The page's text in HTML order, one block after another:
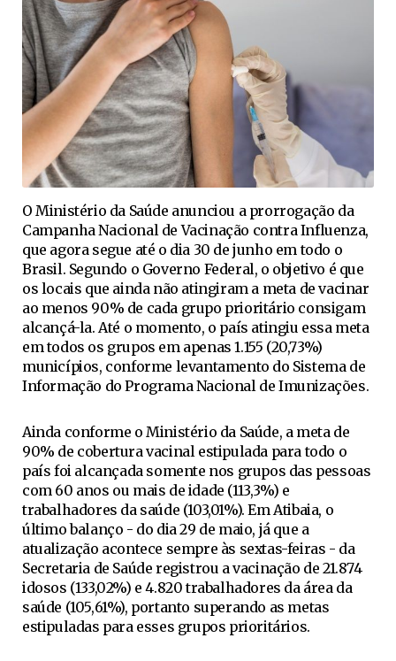
O Ministério da Saúde anunciou a prorrogação da
Campanha Nacional de Vacinação contra Influenza,
que agora segue até o dia 30 de junho em todo o
Brasil. Segundo o Governo Federal, o objetivo é que
os locais que ainda não atingiram a meta de vacinar
ao menos 90% de cada grupo prioritário consigam
alcançá-la. Até o momento, o país atingiu essa meta
em todos os grupos em apenas 1.155 (20,73%)
municípios, conforme levantamento do Sistema de
Informação do Programa Nacional de Imunizações.
Ainda conforme o Ministério da Saúde, a meta de
90% de cobertura vacinal estipulada para todo o
país foi alcançada somente nos grupos das pessoas
com 60 anos ou mais de idade (113,3%) e
trabalhadores da saúde (103,01%). Em Atibaia, o
último balanço - do dia 29 de maio, já que a
atualização acontece sempre às sextas-feiras - da
Secretaria de Saúde registrou a vacinação de 21.874
idosos (133,02%) e 4.820 trabalhadores da área da
saúde (105,61%), portanto superando as metas
estipuladas para esses grupos prioritários.